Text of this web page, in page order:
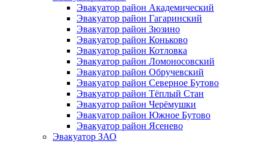
Эвакуатор район Академический
Эвакуатор район Гагаринский
Эвакуатор район Зюзино
Эвакуатор район Коньково
Эвакуатор район Котловка
Эвакуатор район Ломоносовский
Эвакуатор район Обручевский
Эвакуатор район Северное Бутово
Эвакуатор район Тёплый Стан
Эвакуатор район Черёмушки
Эвакуатор район Южное Бутово
Эвакуатор район Ясенево
Эвакуатор ЗАО